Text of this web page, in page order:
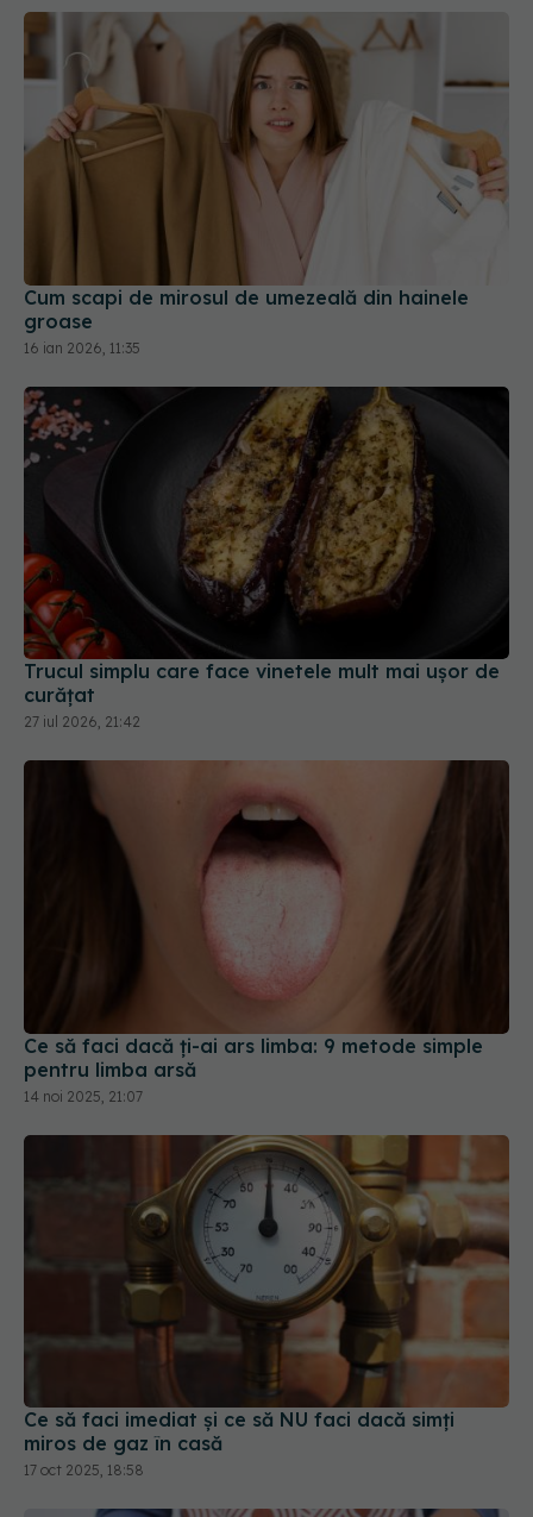
Cum scapi de mirosul de umezeală din hainele
Trucul simplu care face vinetele mult mai ușor de
curățat
27 iul 2026, 21:42
Ce să faci dacă ți-ai ars limba: 9 metode simple
Ce să faci imediat și ce să NU faci dacă simți
miros de gaz în casă